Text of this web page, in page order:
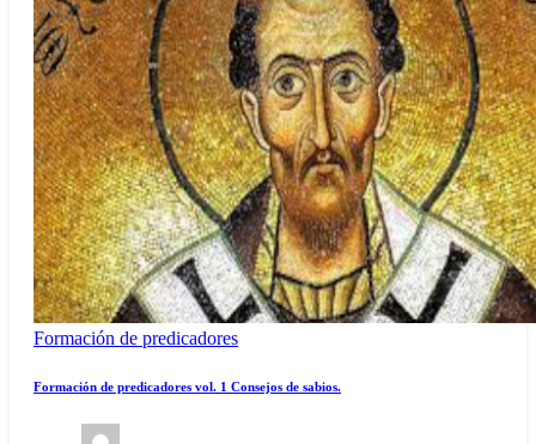
Formación de predicadores
Formación de predicadores vol. 1 Consejos de sabios.